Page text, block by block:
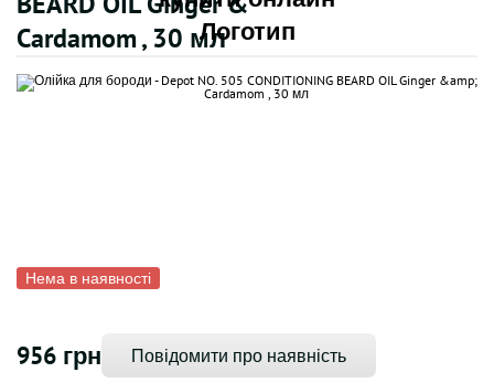
Cardamom , 30 мл
Нема в наявності
956 грн Повідомити про наявність